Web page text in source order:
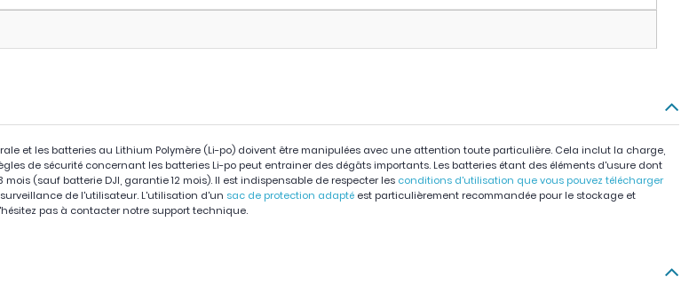
et les batteries au Lithium Polymère (Li-po) doivent être manipulées avec une attention toute particulière. Cela inclut la charge,
de sécurité concernant les batteries Li-po peut entrainer des dégâts importants. Les batteries étant des éléments d'usure dont
(sauf batterie DJI, garantie 12 mois). Il est indispensable de respecter les conditions d'utilisation que vous pouvez télécharger
de l'utilisateur. L'utilisation d'un sac de protection adapté est particulièrement recommandée pour le stockage et
pas à contacter notre support technique.